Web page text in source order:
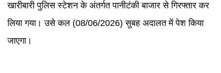
खारीबारी पुलिस स्टेशन के अंतर्गत पानीटंकी बाजार से गिरफ्तार कर
लिया गया। उसे कल (08/06/2026) सुबह अदालत में पेश किया
जाएगा।